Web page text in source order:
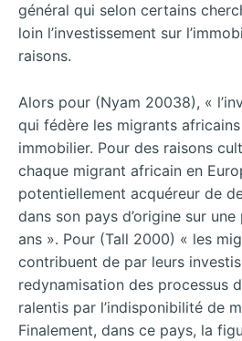
général qui selon certains
loin l’investissement sur
raisons.
Alors pour (Nyam 20038), «
qui fédère les migrants africains
immobilier. Pour des raisons
chaque migrant africain en
potentiellement acquéreur de
dans son pays d’origine sur
ans ». Pour (Tall 2000) « les
contribuent de par leurs
redynamisation des processus
ralentis par l’indisponibilité de
Finalement, dans ce pays, la